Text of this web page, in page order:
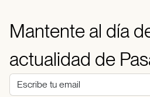
Mantente al día
actualidad de